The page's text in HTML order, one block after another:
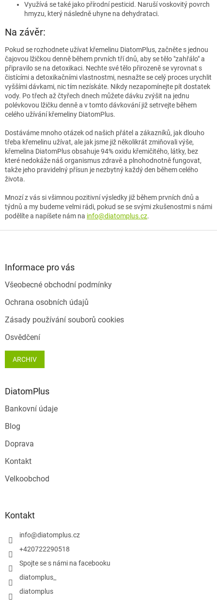
Využívá se také jako přírodní pesticid. Naruší voskovitý povrch
hmyzu, který následně uhyne na dehydrataci.
Na závěr:
Pokud se rozhodnete užívat křemelinu DiatomPlus, začněte s jednou
čajovou lžičkou denně během prvních tří dnů, aby se tělo "zahřálo" a
připravilo se na detoxikaci. Nechte své tělo přirozeně se vyrovnat s
čistícími a detoxikačními vlastnostmi, nesnažte se celý proces urychlit
vyššími dávkami, nic tím nezískáte. Nikdy nezapomínejte pít dostatek
vody. Po třech až čtyřech dnech můžete dávku zvýšit na jednu
polévkovou lžičku denně a v tomto dávkování již setrvejte během
celého užívání křemeliny DiatomPlus.
Dostáváme mnoho otázek od našich přátel a zákazníků, jak dlouho
třeba křemelinu užívat, ale jak jsme již několikrát zmiňovali výše,
křemelina DiatomPlus obsahuje 94% oxidu křemičitého, látky, bez
které nedokáže náš organismus zdravě a plnohodnotně fungovat,
takže jeho pravidelný přísun je nezbytný každý den během celého
života.
Mnozí z vás si všimnou pozitivní výsledky již během prvních dnů a
týdnů a my budeme velmi rádi, pokud se se svými zkušenostmi s námi
podělíte a napíšete nám na info@diatomplus.cz.
Informace pro vás
Všeobecné obchodní podmínky
Ochrana osobních údajů
Zásady používání souborů cookies
Osvědčení
ARCHIV
DiatomPlus
Bankovní údaje
Blog
Doprava
Kontakt
Velkoobchod
Kontakt
info@diatomplus.cz
+420722290518
Spojte se s námi na facebooku
diatomplus_
diatomplus